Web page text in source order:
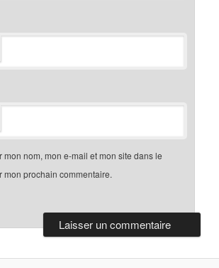
mon nom, mon e-mail et mon site dans le
mon prochain commentaire.